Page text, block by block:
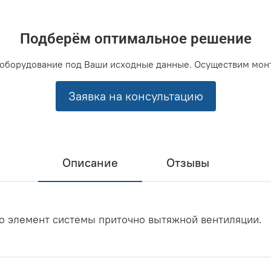
Подберём оптимальное решение
под Ваши исходные данные. Осуществим
Заявка на консультацию
Описание Отзывы
элемент системы приточно вытяжной вентиляции.